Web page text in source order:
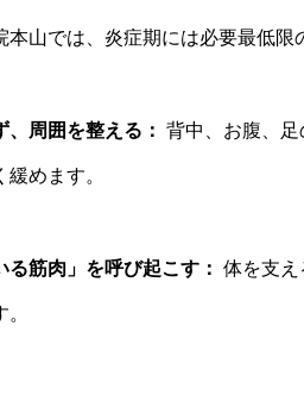
本山では、炎症期には必要最低限
、周囲を整える： 背中、お腹、
めます。
る筋肉」を呼び起こす： 体を支え